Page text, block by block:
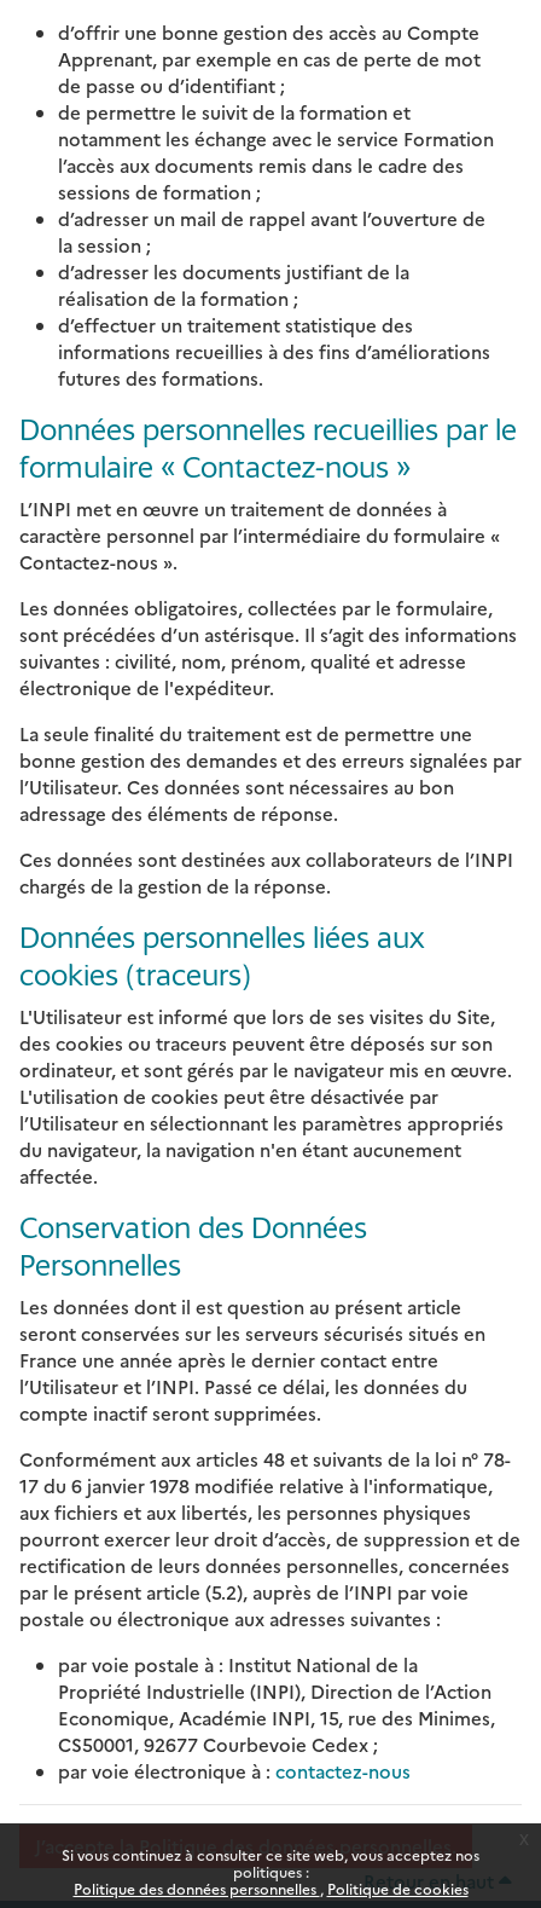
Si vous continuez à consulter ce site web, vous acceptez nos
politiques :
Politique des données personnelles Politique de cookies
d’offrir une bonne gestion des accès au Compte
Apprenant, par exemple en cas de perte de mot
de passe ou d’identifiant ;
de permettre le suivit de la formation et
notamment les échange avec le service Formation
l’accès aux documents remis dans le cadre des
sessions de formation ;
d’adresser un mail de rappel avant l’ouverture de
la session ;
d’adresser les documents justifiant de la
réalisation de la formation ;
d’effectuer un traitement statistique des
informations recueillies à des fins d’améliorations
futures des formations.
Données personnelles recueillies par le
formulaire « Contactez-nous »
L’INPI met en œuvre un traitement de données à
caractère personnel par l’intermédiaire du formulaire «
Contactez-nous ».
Les données obligatoires, collectées par le formulaire,
sont précédées d’un astérisque. Il s’agit des informations
suivantes : civilité, nom, prénom, qualité et adresse
électronique de l'expéditeur.
La seule finalité du traitement est de permettre une
bonne gestion des demandes et des erreurs signalées par
l’Utilisateur. Ces données sont nécessaires au bon
adressage des éléments de réponse.
Ces données sont destinées aux collaborateurs de l’INPI
chargés de la gestion de la réponse.
Données personnelles liées aux
cookies (traceurs)
L'Utilisateur est informé que lors de ses visites du Site,
des cookies ou traceurs peuvent être déposés sur son
ordinateur, et sont gérés par le navigateur mis en œuvre.
L'utilisation de cookies peut être désactivée par
l’Utilisateur en sélectionnant les paramètres appropriés
du navigateur, la navigation n'en étant aucunement
affectée.
Conservation des Données
Personnelles
Les données dont il est question au présent article
seront conservées sur les serveurs sécurisés situés en
France une année après le dernier contact entre
l’Utilisateur et l’INPI. Passé ce délai, les données du
compte inactif seront supprimées.
Conformément aux articles 48 et suivants de la loi n° 78-
17 du 6 janvier 1978 modifiée relative à l'informatique,
aux fichiers et aux libertés, les personnes physiques
pourront exercer leur droit d’accès, de suppression et de
rectification de leurs données personnelles, concernées
par le présent article (5.2), auprès de l’INPI par voie
postale ou électronique aux adresses suivantes :
par voie postale à : Institut National de la
Propriété Industrielle (INPI), Direction de l’Action
Economique, Académie INPI, 15, rue des Minimes,
CS50001, 92677 Courbevoie Cedex ;
par voie électronique à : contactez-nous
J’accepte la Politique des données personnelles.
Retour en haut